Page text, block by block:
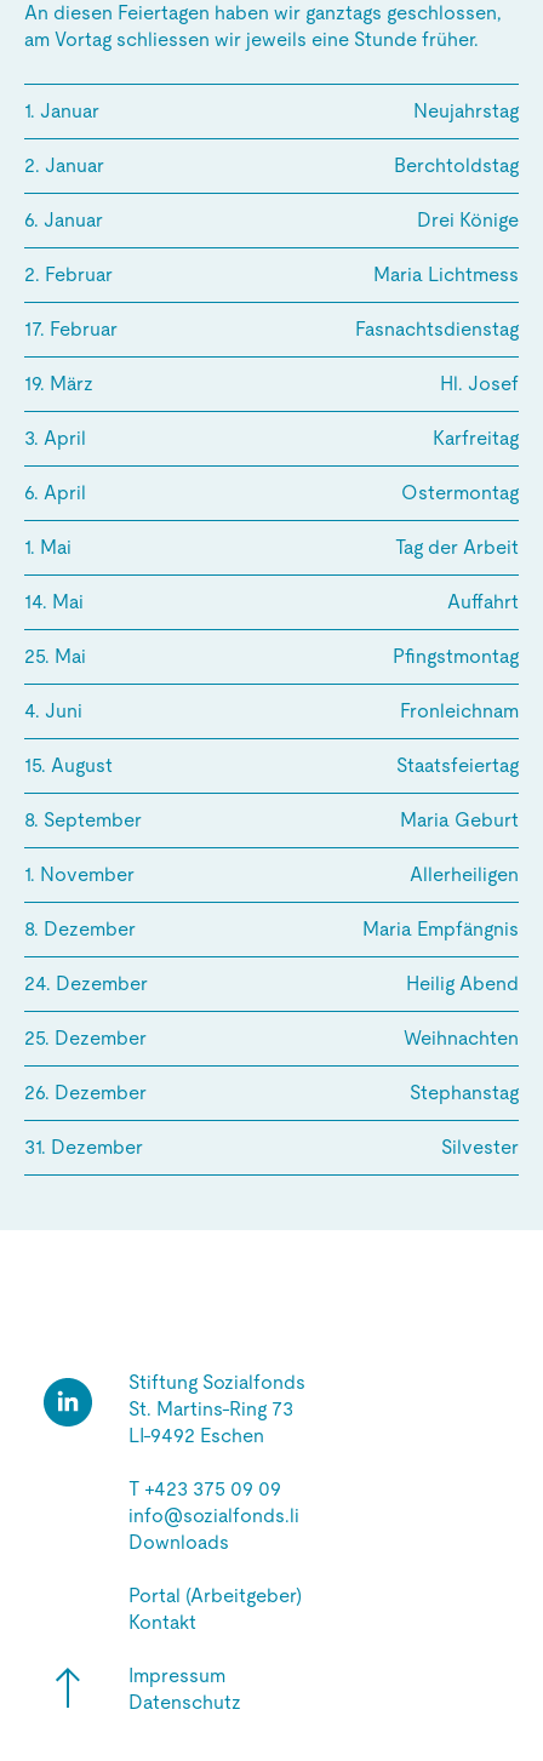
An diesen Feiertagen haben wir ganztags geschlossen,
am Vortag schliessen wir jeweils eine Stunde früher.
1. Januar Neujahrstag
2. Januar Berchtoldstag
6. Januar Drei Könige
2. Februar Maria Lichtmess
17. Februar Fasnachtsdienstag
19. März Hl. Josef
3. April Karfreitag
6. April Ostermontag
1. Mai Tag der Arbeit
14. Mai Auffahrt
25. Mai Pfingstmontag
4. Juni Fronleichnam
15. August Staatsfeiertag
8. September Maria Geburt
1. November Allerheiligen
8. Dezember Maria Empfängnis
24. Dezember Heilig Abend
25. Dezember Weihnachten
26. Dezember Stephanstag
31. Dezember Silvester
Stiftung Sozialfonds
St. Martins-Ring 73
LI-9492 Eschen
T +423 375 09 09
info@sozialfonds.li
Downloads
Portal (Arbeitgeber)
Kontakt
Impressum
Datenschutz